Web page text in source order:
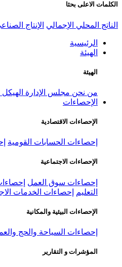
الكلمات الاعلى بحثا
الناتج المحلي الإجمالي الإنتاج
الرئيسية
الهيئة
الهيئة
من نحن مجلس الإدارة
الإحصاءات
الإحصاءات الاقتصادية
إحصاءات الحسابات القومية
الإحصاءات الاجتماعية
إحصاءات سوق العمل
التعليم
إحصاءات الخدمات
الإحصاءات البيئية والمكانية
إحصاءات السياحة والحج
المؤشرات و التقارير